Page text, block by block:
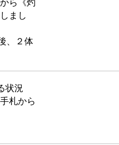
ら《灼
まし
、２体
状況
札から